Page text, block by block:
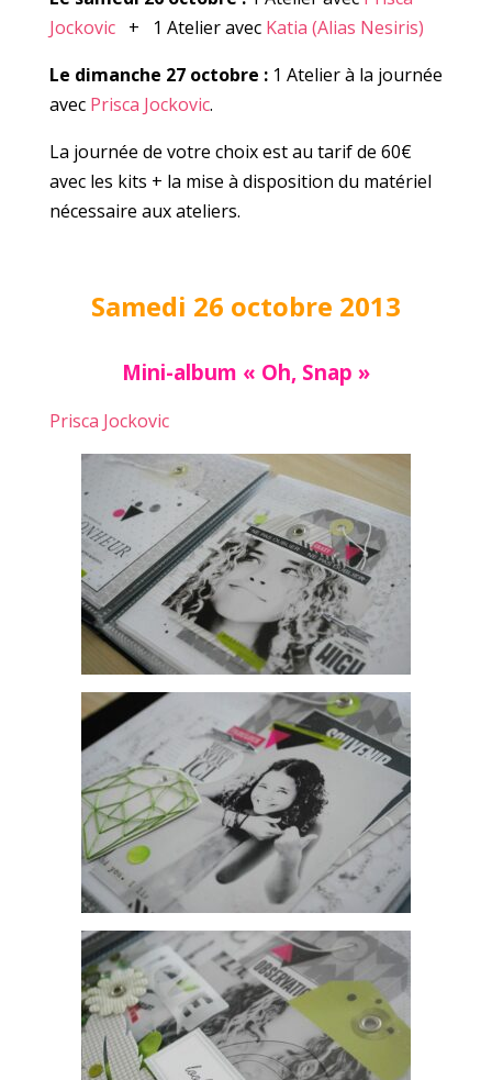
Jockovic+ 1 Atelier avec Katia (Alias Nesiris)
Le dimanche 27 octobre :1 Atelier à la journée
avec Prisca Jockovic.
La journée de votre choix est au tarif de 60€
avec les kits + la mise à disposition du matériel
nécessaire aux ateliers.
Samedi 26 octobre 2013
Mini-album « Oh, Snap »
Prisca Jockovic